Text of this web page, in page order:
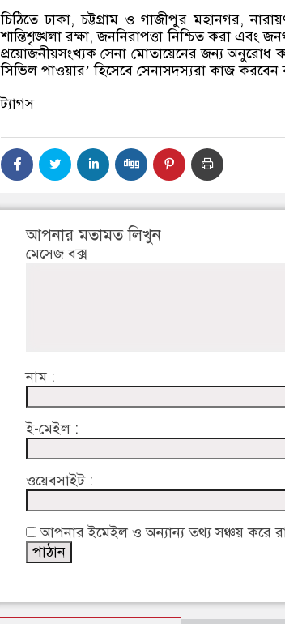
চিঠিতে ঢাকা,চট্টগ্রাম ও গাজীপুর মহানগর,
শান্তিশৃঙ্খলা রক্ষা,জননিরাপত্তা নিশ্চিত করা এবং
প্রয়োজনীয়সংখ্যক সেনা মোতায়েনের জন্য অনুরোধ
সিভিল পাওয়ার’হিসেবে সেনাসদস্যরা কাজ করবেন
ট্যাগস
আপনার মতামত লিখুন
মেসেজ বক্স
নাম :
ই-মেইল :
ওয়েবসাইট :
আপনার ইমেইল ও অন্যান্য তথ্য সঞ্চয় করে